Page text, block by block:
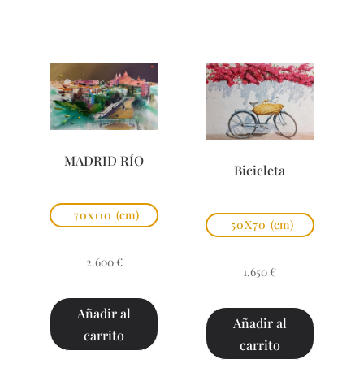
MADRID RÍO
70x110 (cm)
2.600 €
Añadir al
carrito
Bicicleta
50X70 (cm)
1.650 €
Añadir al
carrito